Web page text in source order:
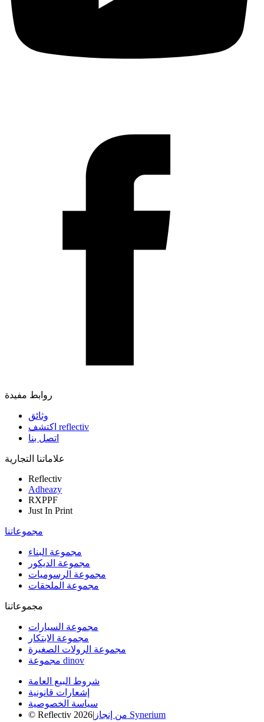
روابط مفيدة
وثائق
اكتشف reflectiv
اتصل بنا
علاماتنا التجارية
Reflectiv
Adheazy
RXPPF
Just In Print
مجموعاتنا
مجموعة البناء
مجموعة الديكور
مجموعة الرسوميات
مجموعة الملحقات
مجموعاتنا
مجموعة السيارات
مجموعة الابتكار
مجموعة الرولات الصغيرة
مجموعة dinov
شروط البيع العامة
إشعارات قانونية
سياسة الخصوصية
© Reflectiv 2026| من إنجاز Synerium